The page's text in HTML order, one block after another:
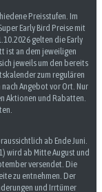
Preisstufen. Im
Early Bird Preise mit
gelten die Early
ist an dem jeweiligen
jeweils um den bereits
zum regulären
Angebot vor Ort. Nur
Aktionen und Rabatten.
ab Ende Juni.
wird ab Mitte August und
versendet. Die
zu entnehmen. Der
und Irrtümer